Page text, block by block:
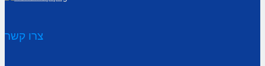
צרו קשר